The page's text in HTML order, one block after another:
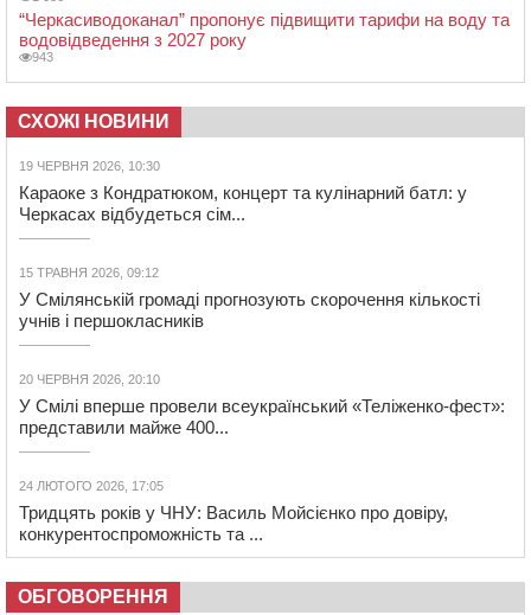
“Черкасиводоканал” пропонує підвищити тарифи на воду та
водовідведення з 2027 року
943
СХОЖІ НОВИНИ
19 ЧЕРВНЯ 2026, 10:30
Караоке з Кондратюком, концерт та кулінарний батл: у
Черкасах відбудеться сім...
15 ТРАВНЯ 2026, 09:12
У Смілянській громаді прогнозують скорочення кількості
учнів і першокласників
20 ЧЕРВНЯ 2026, 20:10
У Смілі вперше провели всеукраїнський «Теліженко-фест»:
представили майже 400...
24 ЛЮТОГО 2026, 17:05
Тридцять років у ЧНУ: Василь Мойсієнко про довіру,
конкурентоспроможність та ...
ОБГОВОРЕННЯ